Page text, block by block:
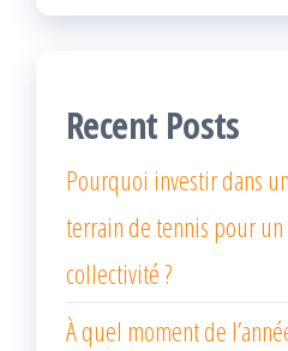
Recent Posts
Pourquoi investir dans
terrain de tennis pour
collectivité ?
À quel moment de